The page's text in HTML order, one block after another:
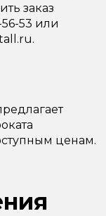
заказ
53 или
ценам.